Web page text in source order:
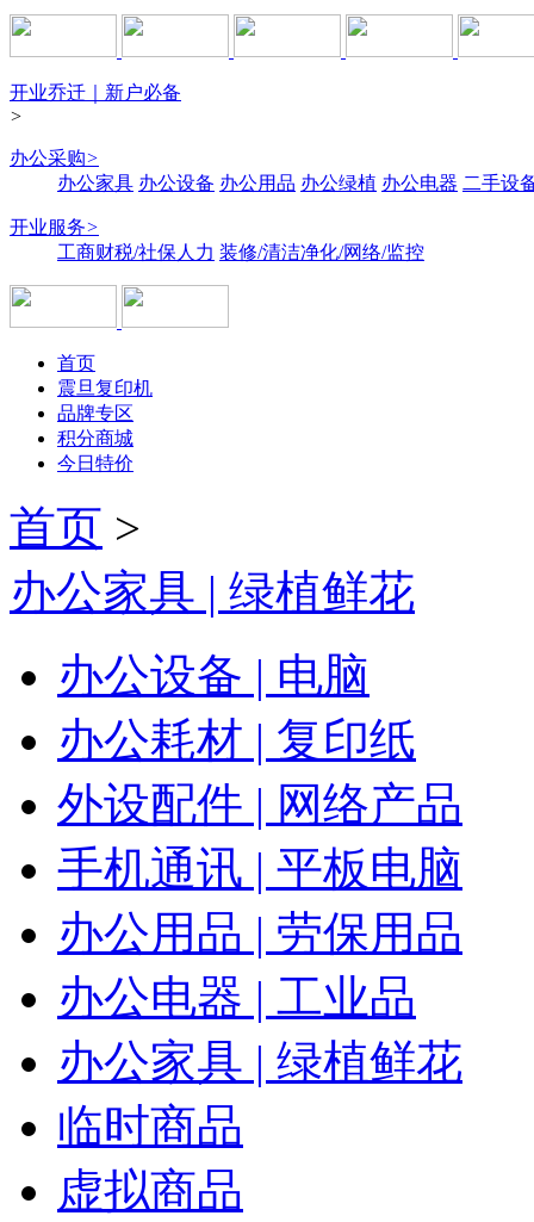
开业乔迁｜新户必备
>
办公采购>
办公家具 办公设备 办公用品 办公绿植 办公电器 二手设
开业服务>
工商财税/社保人力 装修/清洁净化/网络/监控
首页
震旦复印机
品牌专区
积分商城
今日特价
首页 >
办公家具 | 绿植鲜花
办公设备 | 电脑
办公耗材 | 复印纸
外设配件 | 网络产品
手机通讯 | 平板电脑
办公用品 | 劳保用品
办公电器 | 工业品
办公家具 | 绿植鲜花
临时商品
虚拟商品